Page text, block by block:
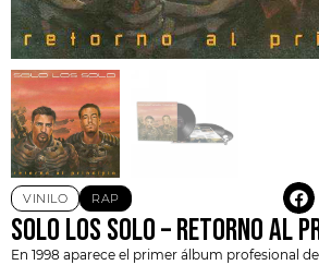
VINILO RAP
SOLO LOS SOLO – RETORNO AL
En 1998 aparece el primer álbum profesional